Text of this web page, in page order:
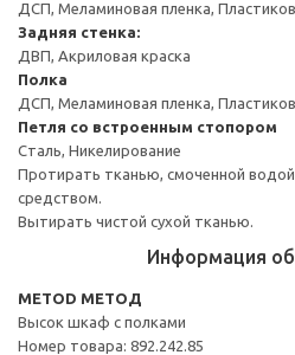
ДСП, Меламиновая пленка,
Задняя стенка:
ДВП, Акриловая краска
Полка
ДСП, Меламиновая пленка,
Петля со встроенным стопором
Сталь, Никелирование
Протирать тканью, смоченной
средством.
Вытирать чистой сухой тканью.
Информация об
METOD МЕТОД
Высок шкаф с полками
Номер товара: 892.242.85